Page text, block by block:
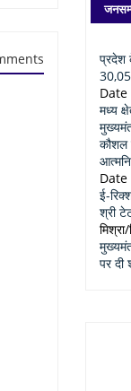
प्रदेश
Date
मध्य
कौशल
Date
ई-
श्री
पर दी